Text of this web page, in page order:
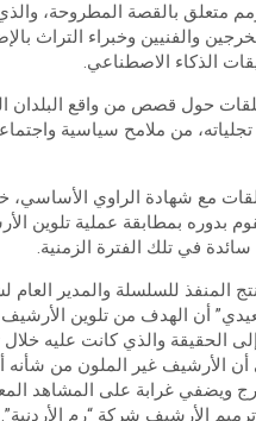
متعلق بالقصة المطروحة،
والفنيين وخبراء التراث
الذكاء الاصطناعي.
حول قصص من واقع البلدان
من ملامح سياسية
مع شهادة الراوي الأساسي،
بدوره بمطابقة عملية تلوين
سائدة في تلك الفترة الزمنية.
المنفذ للسلسلة والمدير العام
أن الهدف من تلوين
الحقيقة والذي كانت عليه خلال
أن الأرشيف غير الملون من شأنه
ويضفي غرابة على المشاهد
الأرشيف شركة “رم الأردنية”.